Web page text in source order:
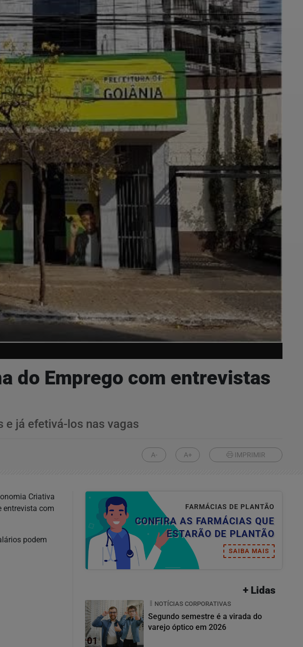
do Emprego com entrevistas
e já efetivá-los nas vagas
A- A+ IMPRIMIR
Criativa
entrevista com
podem
FARMÁCIAS DE PLANTÃO
CONFIRA AS FARMÁCIAS QUE
ESTARÃO DE PLANTÃO
SAIBA MAIS
+ Lidas
01
NOTÍCIAS CORPORATIVAS
Segundo semestre é a virada do
varejo óptico em 2026